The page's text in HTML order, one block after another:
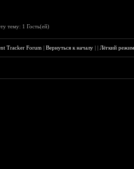
тему: 1 Гость(ей)
Tracker Forum |Вернуться к началу ||Лёгкий